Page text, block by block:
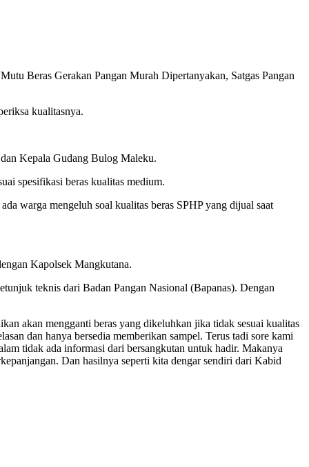
Beras Gerakan Pangan Murah Dipertanyakan, Satgas Pangan
kualitasnya.
Kepala Gudang Bulog Maleku.
spesifikasi beras kualitas medium.
warga mengeluh soal kualitas beras SPHP yang dijual saat
Kapolsek Mangkutana.
teknis dari Badan Pangan Nasional (Bapanas). Dengan
akan mengganti beras yang dikeluhkan jika tidak sesuai kualitas
dan hanya bersedia memberikan sampel. Terus tadi sore kami
tidak ada informasi dari bersangkutan untuk hadir. Makanya
Dan hasilnya seperti kita dengar sendiri dari Kabid